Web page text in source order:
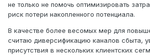
не только не помочь оптимизировать
риск потери накопленного потенциала.
В качестве более весомых мер для
считаю диверсификацию каналов сбыта,
присутствия в нескольких клиентских